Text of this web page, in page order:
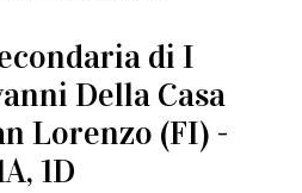
di I
Della Casa
Lorenzo (FI) -
1D